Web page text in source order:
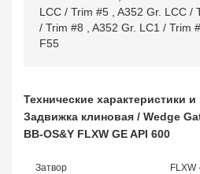
LCC / Trim #5
A352 Gr. LCC /
/ Trim #8
A352 Gr. LC1 / Trim
F55
Технические характеристики
Задвижка клиновая / Wedge
BB-OS&Y FLXW GE API 600
Затвор FLXW